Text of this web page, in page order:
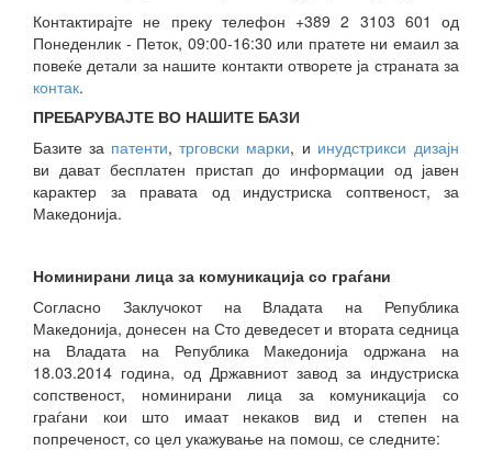
Контактирајте не преку телефон +389 2 3103 601 од
Понеденлик - Петок, 09:00-16:30 или пратете ни емаил за
повеќе детали за нашите контакти отворете ја страната за
контак.
ПРЕБАРУВАЈТЕ ВО НАШИТЕ БАЗИ
Базите за патенти, трговски марки, и инудстрикси дизајн
ви дават бесплатен пристап до информации од јавен
карактер за правата од индустриска соптвеност, за
Македонија.
Номинирани лица за комуникација со граѓани
Согласно Заклучокот на Владата на Република
Македонија, донесен на Сто деведесет и втората седница
на Владата на Република Македонија одржана на
18.03.2014 година, од Државниот завод за индустриска
сопственост, номинирани лица за комуникација со
граѓани кои што имаат некаков вид и степен на
попреченост, со цел укажување на помош, се следните: